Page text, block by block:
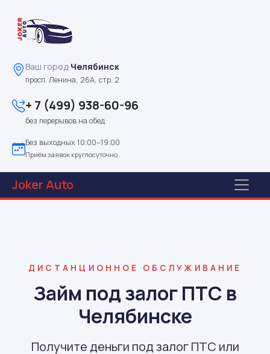
Ваш город:Челябинск
просп. Ленина, 26А, стр. 2
+ 7 (499) 938-60-96
без перерывов на обед
Без выходных 10:00–19:00
Приём заявок круглосуточно
JokerAuto
ДИСТАНЦИОННОЕ ОБСЛУЖИВАНИЕ
Займ под залог ПТС в
Челябинске
Получите деньги под залог ПТС или